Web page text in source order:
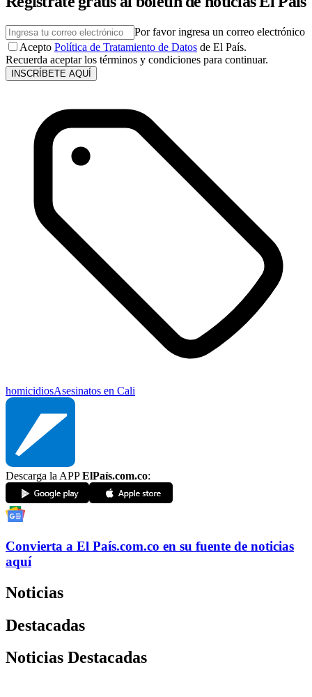
Por favor ingresa un correo electrónico
Acepto Política de Tratamiento de Datos de El País.
Recuerda aceptar los términos y condiciones para continuar.
INSCRÍBETE AQUÍ
homicidiosAsesinatos en Cali
Descarga la APPElPaís.com.co:
Convierta a El País.com.co en su fuente de noticias
aquí
Noticias
Destacadas
Noticias Destacadas